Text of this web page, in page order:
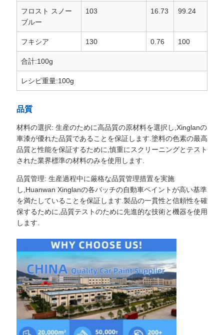
フロスト スノー
ブルー
103 16.73 99.24
フキシア 130 0.76 100
合計:100g
レシピ重量:100g
品質
材料の選択: 生産のために高品質の原材料を選択し,Xinglanの
車漆が優れた品質であることを保証します.塗料の色素の最高
品質と性能を保証するために,慎重にスクリーニングとテスト
された業界標準の材料のみを使用します.
品質管理: 生産過程中に厳格な品質管理措置を実施
し,Huanwan Xinglanの各バッチの自動車ペイントが高い基準
を満たしていることを保証します.製品の一貫性と信頼性を確
保するために,品質テストのために先進的な技術と機器を使用
します.